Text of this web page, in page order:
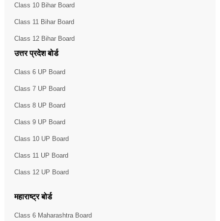
Class 10 Bihar Board
Class 11 Bihar Board
Class 12 Bihar Board
उत्तर प्रदेश बोर्ड
Class 6 UP Board
Class 7 UP Board
Class 8 UP Board
Class 9 UP Board
Class 10 UP Board
Class 11 UP Board
Class 12 UP Board
महाराष्ट्र बोर्ड
Class 6 Maharashtra Board